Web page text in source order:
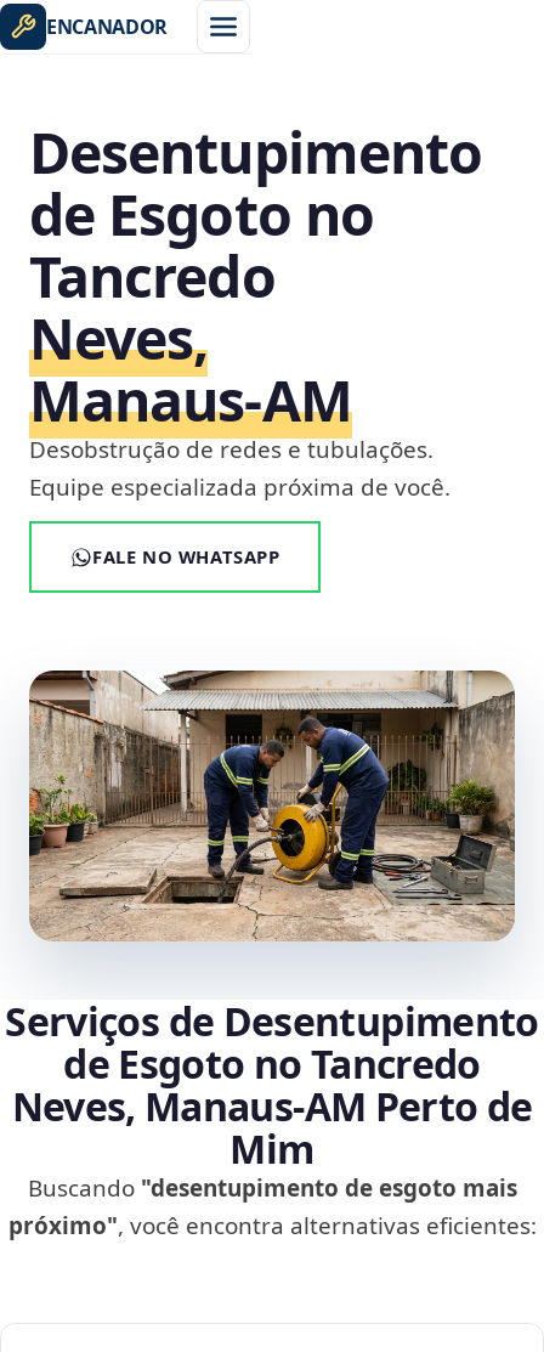
ENCANADOR
Desentupimento
de Esgoto no
Tancredo
Neves,
Manaus‑AM
Desobstrução de redes e tubulações.
Equipe especializada próxima de você.
FALE NO WHATSAPP
Serviços de Desentupimento
de Esgoto no Tancredo
Neves, Manaus‑AM Perto de
Mim
Buscando "desentupimento de esgoto mais
próximo", você encontra alternativas eficientes: